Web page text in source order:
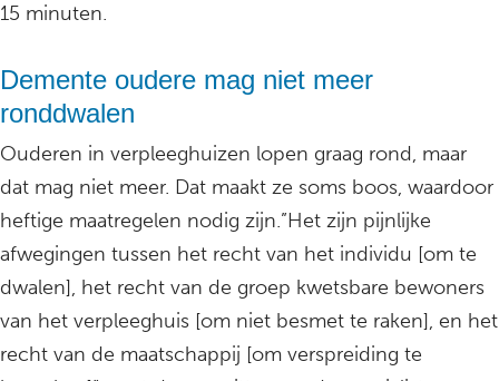
15 minuten.
Demente oudere mag niet meer
ronddwalen
Ouderen in verpleeghuizen lopen graag rond, maar
dat mag niet meer. Dat maakt ze soms boos, waardoor
heftige maatregelen nodig zijn.”Het zijn pijnlijke
afwegingen tussen het recht van het individu [om te
dwalen], het recht van de groep kwetsbare bewoners
van het verpleeghuis [om niet besmet te raken], en het
recht van de maatschappij [om verspreiding te